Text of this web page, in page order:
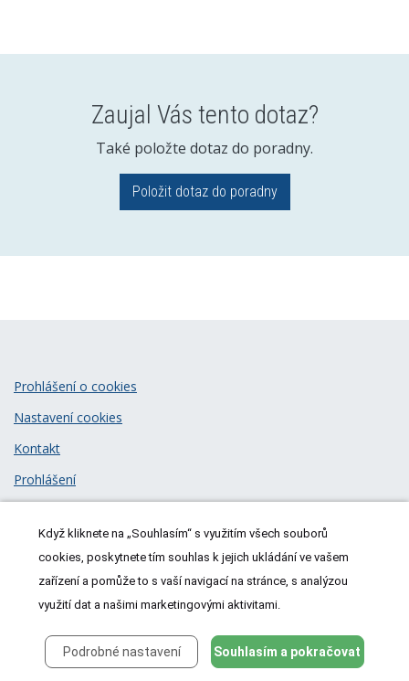
Zaujal Vás tento dotaz?
Také položte dotaz do poradny.
Položit dotaz do poradny
© 2026MeDitorial| ISSN 1805-3408
Prohlášení o cookies
Nastavení cookies
Kontakt
Prohlášení
Když kliknete na „Souhlasím“ s využitím všech souborů
cookies, poskytnete tím souhlas k jejich ukládání ve vašem
zařízení a pomůže to s vaší navigací na stránce, s analýzou
využití dat a našimi marketingovými aktivitami.
Podrobné nastavení Souhlasím a pokračovat